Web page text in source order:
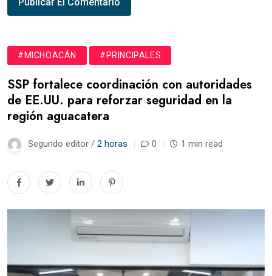
#MICHOACÁN #PRINCIPALES
SSP fortalece coordinación con autoridades
de EE.UU. para reforzar seguridad en la
región aguacatera
Segundo editor / 2 horas 0 1 min read